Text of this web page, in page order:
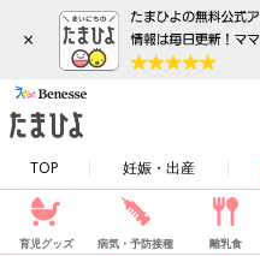
×
TOP 妊娠・出産
育児グッズ 病気・予防接種 離乳食